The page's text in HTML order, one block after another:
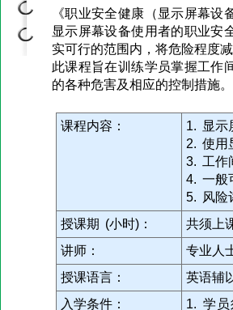
《职业安全健康（显示屏幕
显示屏幕设备使用者的职业安
实可行的范围内，将危险程度减
此课程旨在训练学员掌握工作
的各种危害及相应的控制措施。
课程内容：
1. 显示
2. 使用
3. 工作
4. 一般
5. 风险
授课期 (小时)：
共须上
讲师：
专业人
授课语言：
英语辅
入学条件：
1. 学员